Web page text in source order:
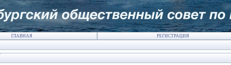
ГЛАВНАЯ РЕГИСТРАЦИЯ